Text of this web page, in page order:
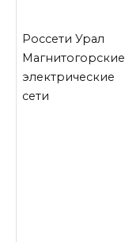
Россети Урал
Магнитогорские
электрические
сети